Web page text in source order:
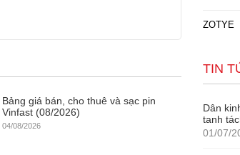
Bảng giá bán, cho thuê và sạc pin
Vinfast (08/2026)
04/08/2026
ZOTYE
TIN
Dân
tanh
01/07/